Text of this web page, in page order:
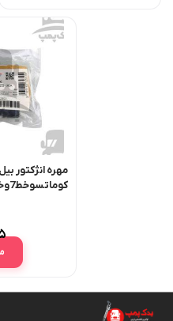
مهره انژکتور
هیوندا قدیم و